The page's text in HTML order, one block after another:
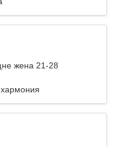
жена 21-28